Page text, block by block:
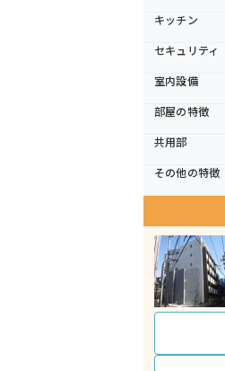
キッチン
セキュリティ
室内設備
部屋の特徴
共用部
その他の特徴